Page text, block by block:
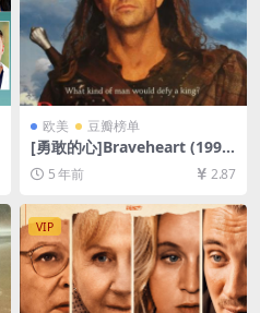
欧美 豆瓣榜单
[勇敢的心]Braveheart (1995)
[百度网盘+迅雷云盘资源1080
P超清未删减][MP4/11GB][中
5 年前 2.87
VIP